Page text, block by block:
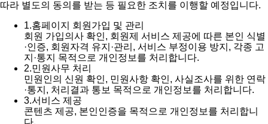
따라 별도의 동의를 받는 등 필요한 조치를 이행할 예정입니다.
1.홈페이지 회원가입 및 관리
회원 가입의사 확인, 회원제 서비스 제공에 따른 본인 식별
·인증, 회원자격 유지·관리, 서비스 부정이용 방지, 각종 고
지·통지 목적으로 개인정보를 처리합니다.
2.민원사무 처리
민원인의 신원 확인, 민원사항 확인, 사실조사를 위한 연락
·통지, 처리결과 통보 목적으로 개인정보를 처리합니다.
3.서비스 제공
콘텐츠 제공, 본인인증을 목적으로 개인정보를 처리합니